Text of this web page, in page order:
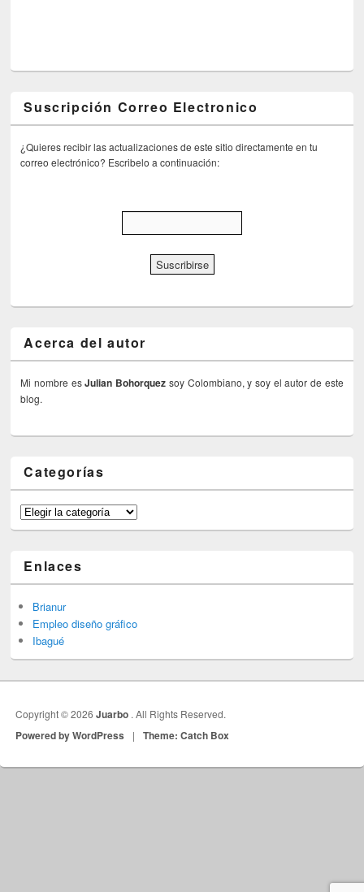
Suscripción Correo Electronico
¿Quieres recibir las actualizaciones de este sitio directamente en tu
correo electrónico? Escribelo a continuación:
Acerca del autor
Mi nombre esJulian Bohorquez soy Colombiano, y soy el autor de este
blog.
Categorías
Categorías
Enlaces
Brianur
Empleo diseño gráfico
Ibagué
Copyright © 2026Juarbo . All Rights Reserved.
Powered by WordPress | Theme: Catch Box